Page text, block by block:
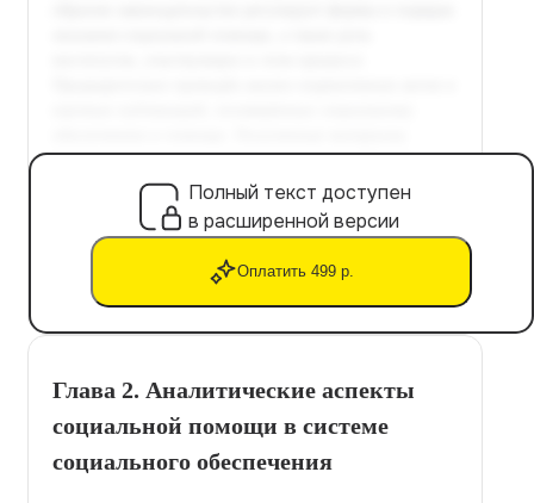
Полный текст доступен
в расширенной версии
Оплатить 499 р.
Глава 2. Аналитические аспекты
социальной помощи в системе
социального обеспечения